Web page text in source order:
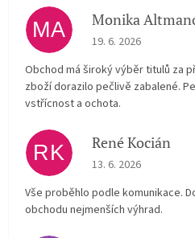
MA Monika
The store rating is 5
19. 6. 2026
Obchod má široký výběr titulů za
zboží dorazilo pečlivě zabalené.
vstřícnost a ochota.
RK René Kocián
The store rating is 5
13. 6. 2026
Vše proběhlo podle komunikace.
obchodu nejmenších výhrad.